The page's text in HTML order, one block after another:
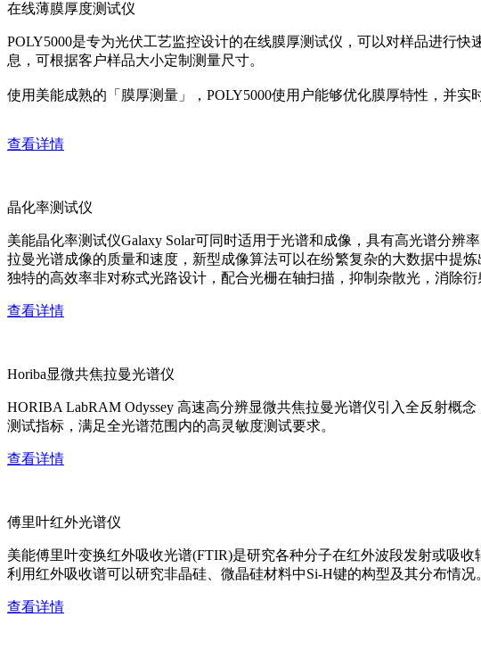
在线薄膜厚度测试仪
POLY5000是专为光伏工艺监控设计的在线膜厚测试仪，可以对样品进行
息，可根据客户样品大小定制测量尺寸。
使用美能成熟的「膜厚测量」，POLY5000使用户能够优化膜厚特性，并实
查看详情
晶化率测试仪
美能晶化率测试仪Galaxy Solar可同时适用于光谱和成像，具有高光谱分
拉曼光谱成像的质量和速度，新型成像算法可以在纷繁复杂的大数据中提炼
独特的高效率非对称式光路设计，配合光栅在轴扫描，抑制杂散光，消除
查看详情
Horiba显微共焦拉曼光谱仪
HORIBA LabRAM Odyssey 高速高分辨显微共焦拉曼光谱仪引入全反射概
测试指标，满足全光谱范围内的高灵敏度测试要求。
查看详情
傅里叶红外光谱仪
美能傅里叶变换红外吸收光谱(FTIR)是研究各种分子在红外波段发射或吸
利用红外吸收谱可以研究非晶硅、微晶硅材料中Si-H键的构型及其分布情况
查看详情